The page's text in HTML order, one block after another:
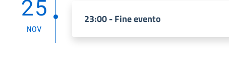
25
NOV
23:00 - Fine evento